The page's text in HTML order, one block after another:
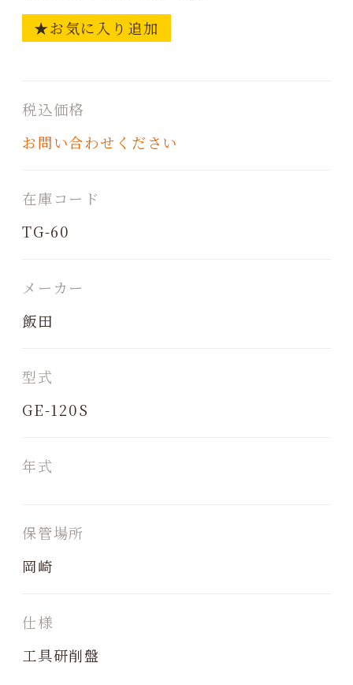
★お気に入り追加
税込価格
お問い合わせください
在庫コード
TG-60
メーカー
飯田
型式
GE-120S
年式
保管場所
岡崎
仕様
工具研削盤